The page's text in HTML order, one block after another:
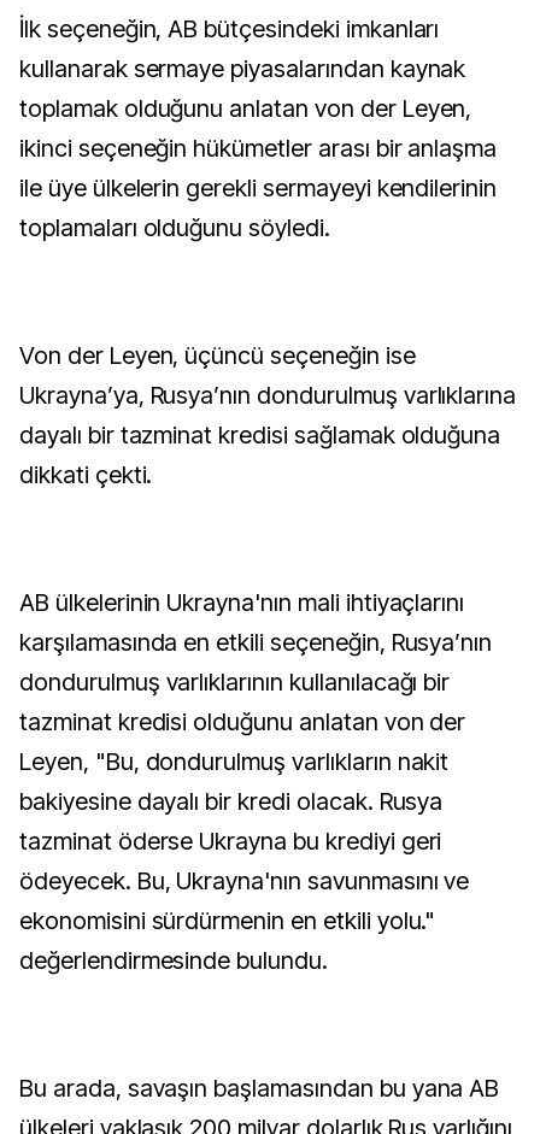
İlk seçeneğin, AB bütçesindeki imkanları
kullanarak sermaye piyasalarından kaynak
toplamak olduğunu anlatan von der Leyen,
ikinci seçeneğin hükümetler arası bir anlaşma
ile üye ülkelerin gerekli sermayeyi kendilerinin
toplamaları olduğunu söyledi.
Von der Leyen, üçüncü seçeneğin ise
Ukrayna’ya, Rusya’nın dondurulmuş varlıklarına
dayalı bir tazminat kredisi sağlamak olduğuna
dikkati çekti.
AB ülkelerinin Ukrayna'nın mali ihtiyaçlarını
karşılamasında en etkili seçeneğin, Rusya’nın
dondurulmuş varlıklarının kullanılacağı bir
tazminat kredisi olduğunu anlatan von der
Leyen, "Bu, dondurulmuş varlıkların nakit
bakiyesine dayalı bir kredi olacak. Rusya
tazminat öderse Ukrayna bu krediyi geri
ödeyecek. Bu, Ukrayna'nın savunmasını ve
ekonomisini sürdürmenin en etkili yolu."
değerlendirmesinde bulundu.
Bu arada, savaşın başlamasından bu yana AB
ülkeleri yaklaşık 200 milyar dolarlık Rus varlığını